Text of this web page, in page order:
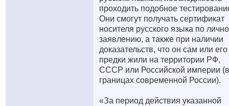
проходить подобное
Они смогут получать сертификат
носителя русского языка по
заявлению, а также при наличии
доказательств, что он сам или его
предки жили на территории РФ,
СССР или Российской империи (в
границах современной России).
«За период действия указанной